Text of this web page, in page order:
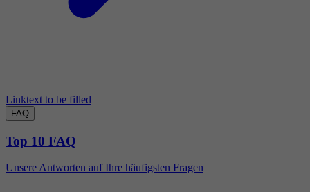
Linktext to be filled
FAQ
Top 10 FAQ
Unsere Antworten auf Ihre häufigsten Fragen